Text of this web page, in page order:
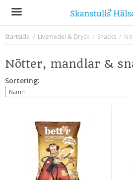
Startsida / Livsmedel & Dryck / Snacks /
Nötter, mandlar &
Sortering: